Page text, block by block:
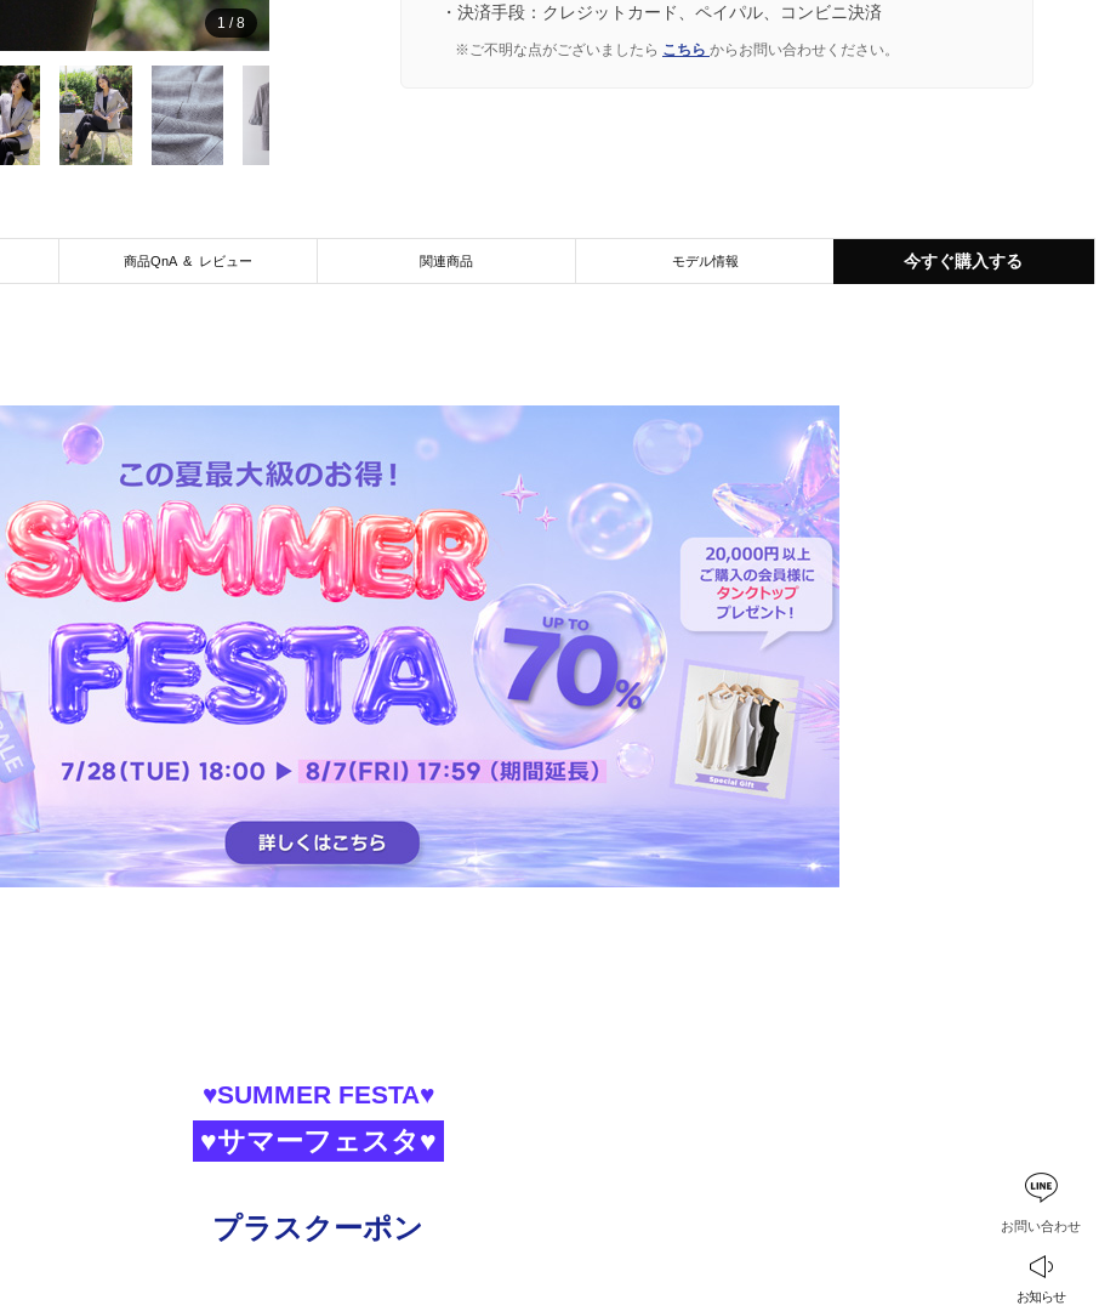
お問い合わせ
お知らせ
1 /8
・決済手段：クレジットカード、ペイパル、コンビニ決済
※ご不明な点がございましたら こちら からお問い合わせください。
商品QnA & レビュー 関連商品 モデル情報 今すぐ購入する
♥SUMMER FESTA♥
♥サマーフェスタ♥
プラスクーポン